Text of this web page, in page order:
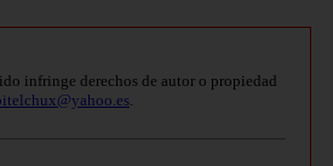
infringe derechos de autor o propiedad
.